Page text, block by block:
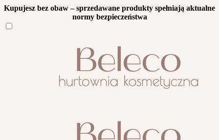
Kupujesz bez obaw – sprzedawane produkty spełniają aktualne
normy bezpieczeństwa